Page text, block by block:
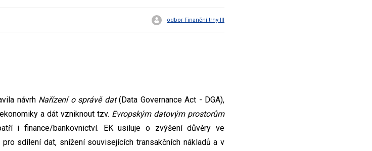
odbor Finanční trhy III
návrh Nařízení o správě dat(Data Governance Act - DGA),
a dát vzniknout tzv. Evropským datovým prostorům
i finance/bankovnictví. EK usiluje o zvýšení důvěry ve
sdílení dat, snížení souvisejících transakčních nákladů a v